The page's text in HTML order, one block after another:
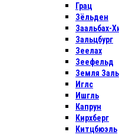
Грац
Зёльден
Заальбах-
Зальцбург
Зеелах
Зеефельд
Земля
Иглс
Ишгль
Капрун
Кирхберг
Китцбюэль